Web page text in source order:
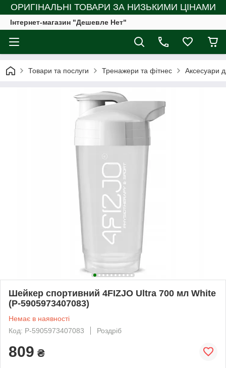
ОРИГІНАЛЬНІ ТОВАРИ ЗА НИЗЬКИМИ ЦІНАМИ
Інтернет-магазин "Дешевле Нет"
Товари та послуги Тренажери та фітнес Аксесуари
Шейкер спортивний 4FIZJO Ultra 700 мл White
(P-5905973407083)
Немає в наявності
Код: P-5905973407083
Роздріб
809 ₴